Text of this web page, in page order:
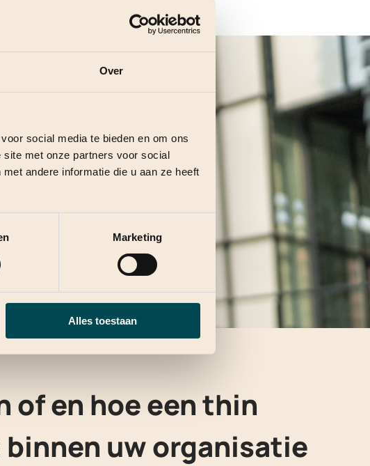
Over
social media te bieden en om ons
met onze partners voor social
andere informatie die u aan ze heeft
Marketing
Alles toestaan
of en hoe een thin
uw organisatie